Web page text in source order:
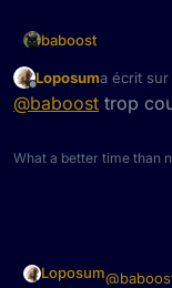
baboost
Hors-ligne
Loposuma écrit sur
dernière
@baboost trop
What a better time than
Loposum@